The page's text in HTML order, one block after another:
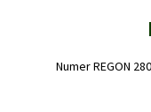
Numer REGON